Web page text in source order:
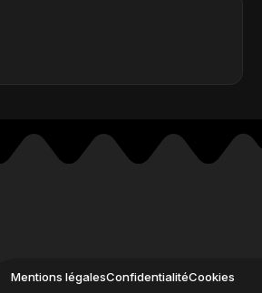
Mentions légalesConfidentialitéCookies